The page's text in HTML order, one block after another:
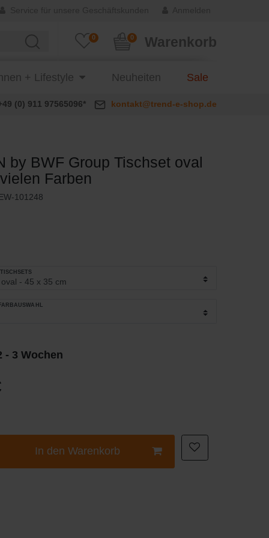
0 Warenkorb
0
+ Lifestyle Neuheiten Sale
(0) 911 97565096* kontakt@trend-e-shop.de
by BWF Group Tischset oval
Farben
101248
- 3 Wochen
In den Warenkorb